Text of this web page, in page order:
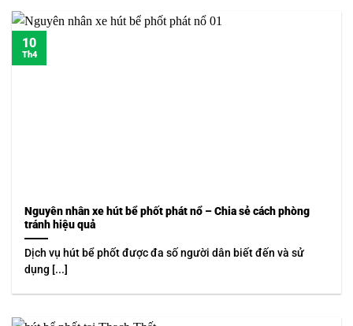
Nguyên nhân xe hút bể phốt phát nổ – Chia sẻ cách phòng
tránh hiệu quả
Dịch vụ hút bể phốt được đa số người dân biết đến và sử
dụng [...]
10
Th4